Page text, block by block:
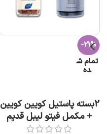
-21%
تمام ش
ده
2بسته پاستیل کویین کویین
+ مکمل فیتو لیبل قدیم